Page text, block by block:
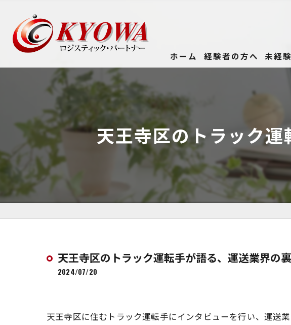
ホーム 経験者の方へ 未経
天王寺区のトラック
天王寺区のトラック運転手が語る、運送業界の
2024/07/20
天王寺区に住むトラック運転手にインタビューを行い、運送